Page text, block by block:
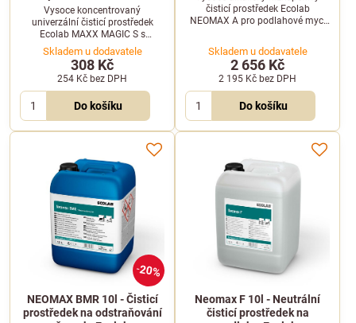
Vysoce koncentrovaný
univerzální čisticí prostředek
Ecolab MAXX MAGIC S s
mimořádnou smáčivostí pro
ruční i strojové čištění v průmyslu
a provozech.
Skladem u dodavatele
308 Kč
254 Kč bez DPH
Do košíku
čisticí prostředek Ecolab
NEOMAX A pro podlahové mycí
Skladem u dodavatele
2 656 Kč
2 195 Kč bez DPH
Do košíku
20%
NEOMAX BMR 10l - Čisticí
prostředek na odstraňování
Neomax F 10l - Neutrální
čisticí prostředek na